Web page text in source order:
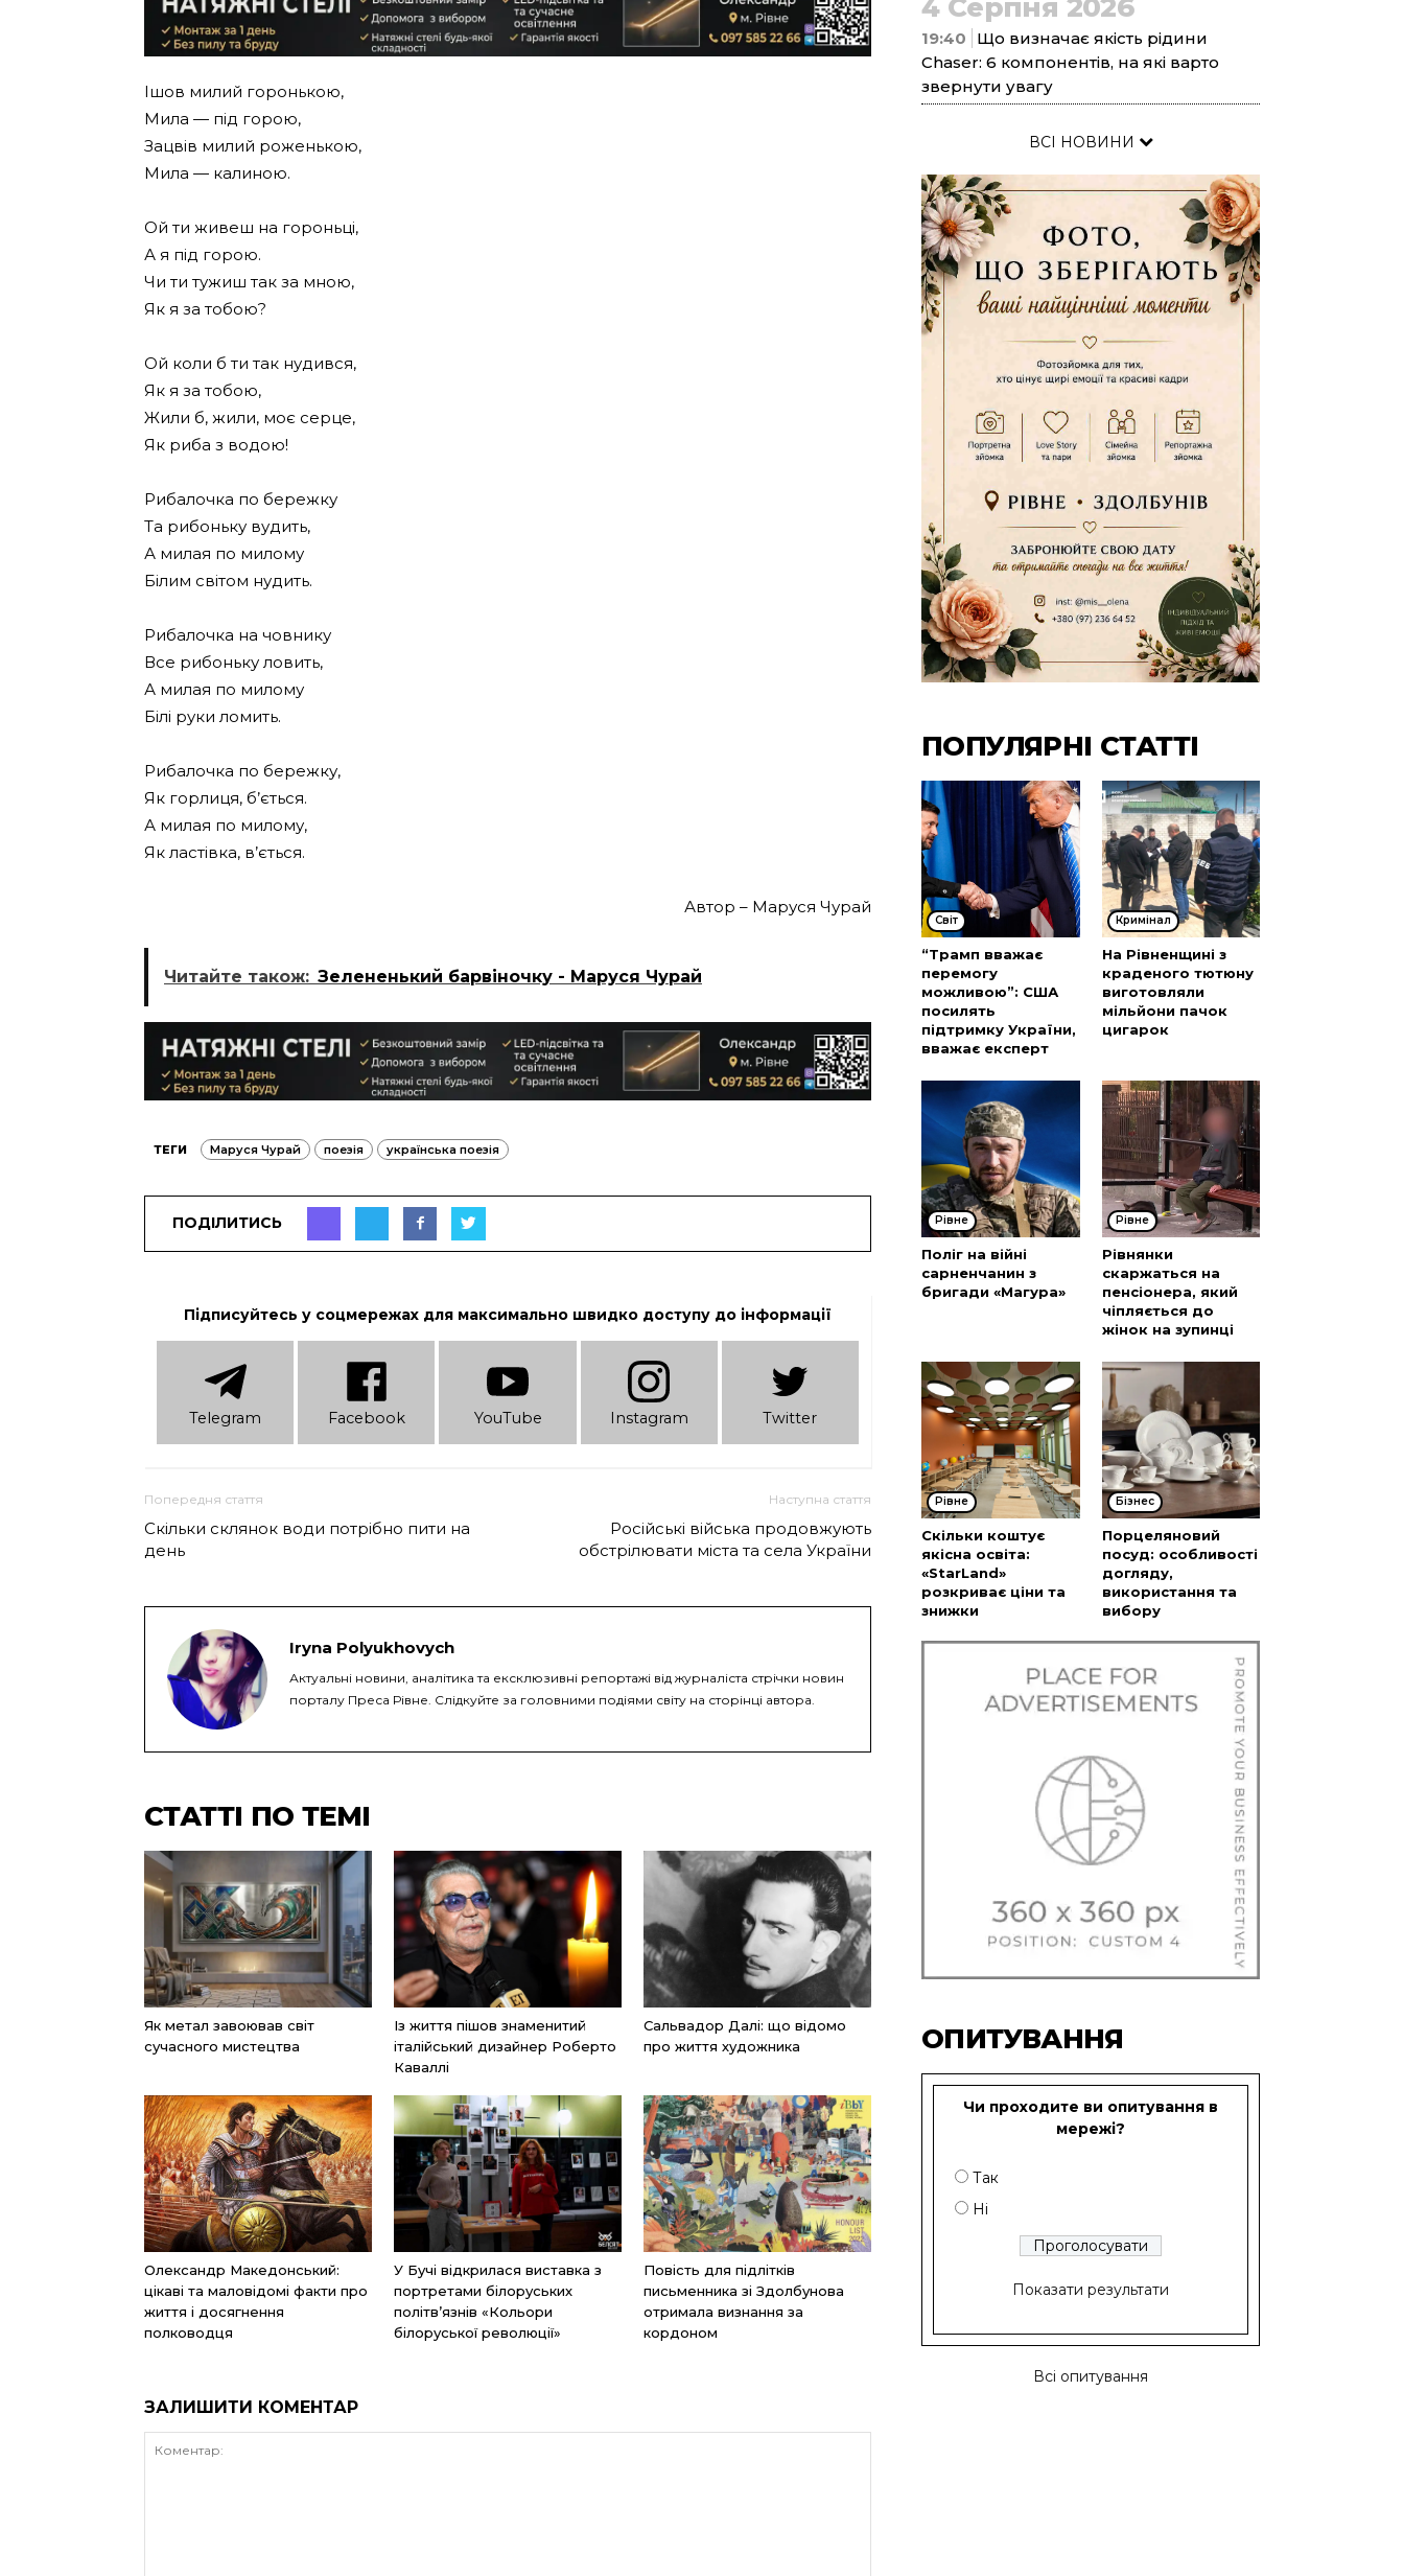
Ішов милий горонькою,
Мила — під горою,
Зацвів милий роженькою,
Мила — калиною.
Ой ти живеш на гороньці,
А я під горою.
Чи ти тужиш так за мною,
Як я за тобою?
Ой коли б ти так нудився,
Як я за тобою,
Жили б, жили, моє серце,
Як риба з водою!
Рибалочка по бережку
Та рибоньку вудить,
А милая по милому
Білим світом нудить.
Рибалочка на човнику
Все рибоньку ловить,
А милая по милому
Білі руки ломить.
Рибалочка по бережку,
Як горлиця, б’ється.
А милая по милому,
Як ластівка, в’ється.
Автор – Маруся Чурай
Читайте також: Зелененький барвіночку - Маруся Чурай
ТЕГИ Маруся Чурай поезія українська поезія
ПОДІЛИТИСЬ
Підписуйтесь у соцмережах для максимально швидко доступу до інформації
Telеgram Facebook YouTube Instagram Twitter
Попередня стаття
Скільки склянок води потрібно пити на
день
Наступна стаття
Російські війська продовжують
обстрілювати міста та села України
Iryna Polyukhovych
Актуальні новини, аналітика та ексклюзивні репортажі від журналіста стрічки новин
порталу Преса Рівне. Слідкуйте за головними подіями світу на сторінці автора.
СТАТТІ ПО ТЕМІ
Як метал завоював світ
сучасного мистецтва
Із життя пішов знаменитий
італійський дизайнер Роберто
Каваллі
Сальвадор Далі: що відомо
про життя художника
Олександр Македонський:
цікаві та маловідомі факти про
життя і досягнення
полководця
У Бучі відкрилася виставка з
портретами білоруських
політв’язнів «Кольори
білоруської революції»
Повість для підлітків
письменника зі Здолбунова
отримала визнання за
кордоном
ЗАЛИШИТИ КОМЕНТАР
4 Серпня 2026
19:40
Що визначає якість рідини
Chaser: 6 компонентів, на які варто
звернути увагу
ВСІ НОВИНИ
ПОПУЛЯРНІ СТАТТІ
Cвіт
“Трамп вважає
перемогу
можливою”: США
посилять
підтримку України,
вважає експерт
Кримінал
На Рівненщині з
краденого тютюну
виготовляли
мільйони пачок
цигарок
Рівне
Поліг на війні
сарненчанин з
бригади «Магура»
Рівне
Рівнянки
скаржаться на
пенсіонера, який
чіпляється до
жінок на зупинці
Рівне
Скільки коштує
якісна освіта:
«StarLand»
розкриває ціни та
знижки
Бізнес
Порцеляновий
посуд: особливості
догляду,
використання та
вибору
ОПИТУВАННЯ
Чи проходите ви опитування в
мережі?
Так
Ні
Показати результати
Всі опитування